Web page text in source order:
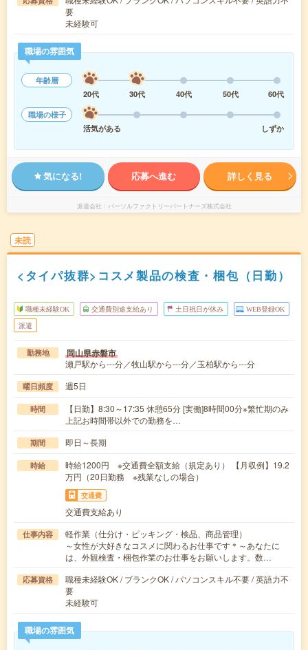
要
未経験可
職場の雰囲気
年齢層
20代
30代 40代 50代
60代
職場の様子
活気がある
しずか
気になる! 応募へ進む 詳しく見る
派遣会社 パーソルファクトリーパートナーズ株式会社
未読
<タイパ抜群>コスメ製品の検査・梱包（日勤）
職種未経験OK 交通費別途支給あり 土日祝日が休み WEB登録OK
派遣
勤務地 岡山県赤磐市
瀬戸駅から---分／牧山駅から---分／玉柏駅から---分
曜日頻度 週5日
時間
【日勤】8:30～17:35 休憩65分 [実働]8時間00分※繁忙期のみ
上記お時間帯以外での勤務を…
期間 即日～長期
時給
時給1200円 ※交通費全額支給（規定あり） 【月収例】19.2
万円（20日勤務 ※残業なしの場合）
交通費
交通費支給あり
仕事内容
軽作業（仕分け・ピッキング・検品、商品管理）
～女性が大好きなコスメに関わるお仕事です＊～あなたに
は、外観検査・梱包作業のお仕事をお願いします。数…
応募資格
職種未経験OK / ブランクOK / パソコンスキル不要 / 英語力不
要
未経験可
職場の雰囲気